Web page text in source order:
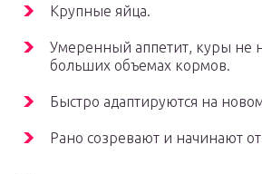
Крупные яйца.
Умеренный аппетит, куры не
больших объемах кормов.
Быстро адаптируются на
Рано созревают и начинают